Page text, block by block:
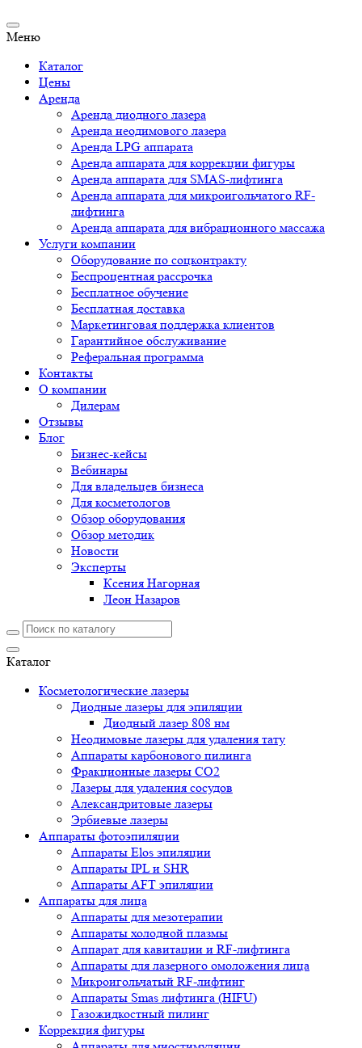
Меню
Каталог
Цены
Аренда
Аренда диодного лазера
Аренда неодимового лазера
Аренда LPG аппарата
Аренда аппарата для коррекции фигуры
Аренда аппарата для SMAS-лифтинга
Аренда аппарата для микроигольчатого RF-
лифтинга
Аренда аппарата для вибрационного массажа
Услуги компании
Оборудование по соцконтракту
Беспроцентная рассрочка
Бесплатное обучение
Бесплатная доставка
Маркетинговая поддержка клиентов
Гарантийное обслуживание
Реферальная программа
Контакты
О компании
Дилерам
Отзывы
Блог
Бизнес-кейсы
Вебинары
Для владельцев бизнеса
Для косметологов
Обзор оборудования
Обзор методик
Новости
Эксперты
Ксения Нагорная
Леон Назаров
Каталог
Косметологические лазеры
Диодные лазеры для эпиляции
Диодный лазер 808 нм
Неодимовые лазеры для удаления тату
Аппараты карбонового пилинга
Фракционные лазеры CO2
Лазеры для удаления сосудов
Александритовые лазеры
Эрбиевые лазеры
Аппараты фотоэпиляции
Аппараты Elos эпиляции
Аппараты IPL и SHR
Аппараты AFT эпиляции
Аппараты для лица
Аппараты для мезотерапии
Аппараты холодной плазмы
Аппарат для кавитации и RF-лифтинга
Аппараты для лазерного омоложения лица
Микроигольчатый RF-лифтинг
Аппараты Smas лифтинга (HIFU)
Газожидкостный пилинг
Коррекция фигуры